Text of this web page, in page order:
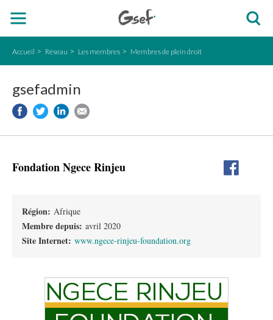
Accueil Réseau Les membres Membres de plein droit
gsefadmin
Fondation Ngece Rinjeu
Région: Afrique
Membre depuis: avril 2020
Site Internet: www.ngece-rinjeu-foundation.org